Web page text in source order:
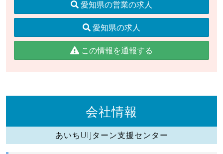
愛知県の営業の求人
愛知県の求人
この情報を通報する
会社情報
あいちUIJターン支援センター